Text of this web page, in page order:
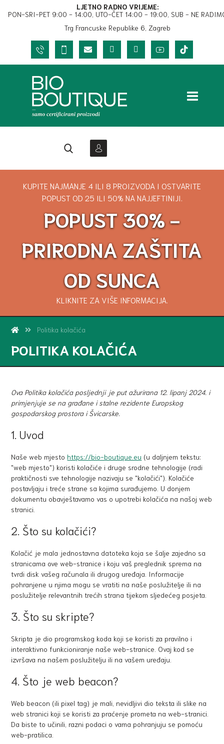
LJETNO RADNO VRIJEME:
PON-SRI-PET 9:00 - 14:00, UTO-ČET 14:00 - 19:00, SUB - NE
Trg Francuske Republike 6, Zagreb
KUPITE NAJMANJE 4 ILI 8 PROIZVODA I OSTVARITE
POPUST OD 25 ILI 50% NA NAJJEFTINIJI.
POPUST 30% -
PRIRODNA ZAŠTITA
OD SUNCA
KLIKNITE ZA VIŠE INFORMACIJA.
Politika kolačića
POLITIKA KOLAČIĆA
Ova Politika kolačića posljednji je put ažurirana 12. lipanj 2024. i
primjenjuje se na građane i stalne rezidente Europskog
gospodarskog prostora i Švicarske.
1. Uvod
Naše web mjesto https://bio-boutique.eu (u daljnjem tekstu:
"web mjesto") koristi kolačiće i druge srodne tehnologije (radi
praktičnosti sve tehnologije nazivaju se "kolačići"). Kolačiće
postavljaju i treće strane sa kojima surađujemo. U donjem
dokumentu obavještavamo vas o upotrebi kolačića na našoj web
stranici.
2. Što su kolačići?
Kolačić je mala jednostavna datoteka koja se šalje zajedno sa
stranicama ove web-stranice i koju vaš preglednik sprema na
tvrdi disk vašeg računala ili drugog uređaja. Informacije
pohranjene u njima mogu se vratiti na naše poslužitelje ili na
poslužitelje relevantnih trećih strana tijekom sljedećeg posjeta.
3. Što su skripte?
Skripta je dio programskog koda koji se koristi za pravilno i
interaktivno funkcioniranje naše web-stranice. Ovaj kod se
izvršava na našem poslužitelju ili na vašem uređaju.
4. Što je web beacon?
Web beacon (ili pixel tag) je mali, nevidljivi dio teksta ili slike na
web stranici koji se koristi za praćenje prometa na web-stranici.
Da biste to učinili, razni podaci o vama pohranjuju se pomoću
web-pratilica.